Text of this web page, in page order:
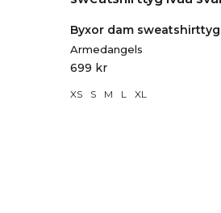
Byxor dam sweatshirttyg
Armedangels
699 kr
XS S M L XL